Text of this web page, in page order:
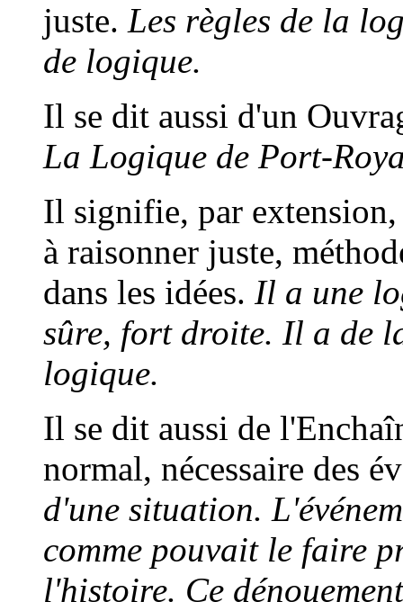
juste. Les règles de la
de logique.
Il se dit aussi d'un
La Logique de Port-
Il signifie, par
à raisonner juste,
dans les idées. Il a une
sûre, fort droite. Il a de
logique.
Il se dit aussi de
normal, nécessaire des
d'une situation.
comme pouvait le faire
l'histoire. Ce